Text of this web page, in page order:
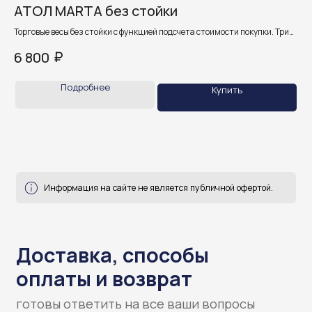
АТОЛ MARTA без стойки
Торговые весы без стойки с функцией подсчета стоимости покупки. Три
взвешиваемого товара, общую сумму чека или сдачу.
6 800 ₽
Подробнее Купить
Доставка, способы
оплаты и возврат
готовы ответить на все ваши вопросы